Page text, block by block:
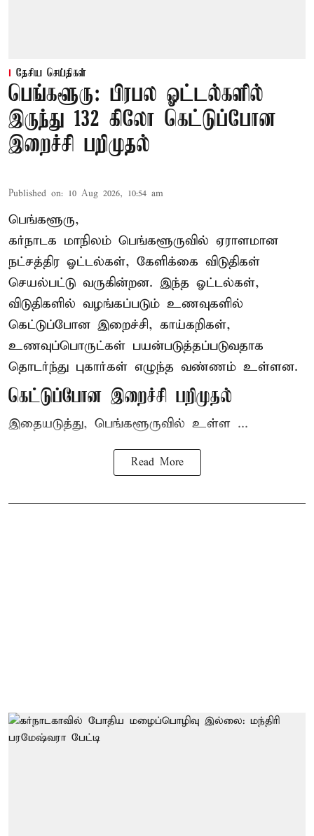
தேசிய செய்திகள்
பெங்களூரு: பிரபல ஓட்டல்களில்
இருந்து 132 கிலோ கெட்டுப்போன
இறைச்சி பறிமுதல்
Published on: 10 Aug 2026, 10:54 am
பெங்களூரு,
கர்நாடக மாநிலம் பெங்களூருவில் ஏராளமான
நட்சத்திர ஓட்டல்கள், கேளிக்கை விடுதிகள்
செயல்பட்டு வருகின்றன. இந்த ஓட்டல்கள்,
விடுதிகளில் வழங்கப்படும் உணவுகளில்
கெட்டுப்போன இறைச்சி, காய்கறிகள்,
உணவுப்பொருட்கள் பயன்படுத்தப்படுவதாக
தொடர்ந்து புகார்கள் எழுந்த வண்ணம் உள்ளன.
கெட்டுப்போன இறைச்சி பறிமுதல்
இதையடுத்து, பெங்களூருவில் உள்ள ...
Read More